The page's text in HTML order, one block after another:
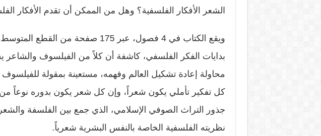
الشعر الأفكار الفلسفية؟ وهل من الممكن أن تقدم الأفكار
ويقع الكتاب في 4 فصول، عبر 175 صفحة من
بدايات الفكر الفلسفي، كاشفة أن كلاً من الفيلسوف
محاولة إعادة تشكيل العالم وفهمه، مستعينة بمقولة للفيلسوف
كل تفكير تأملي يكون شعراً، وإن كل شعر يكون بدوره نوعاً من
جذور التراث الصوفي الإسلامي، الذي جمع بين الفلسفة
نظريته الفلسفية الخاصة بالنفس البشرية شعرياً.